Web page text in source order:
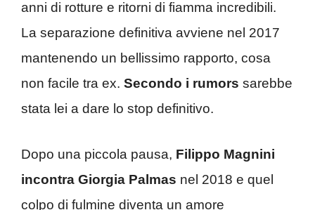
anni di rotture e ritorni di fiamma incredibili.
La separazione definitiva avviene nel 2017
mantenendo un bellissimo rapporto, cosa
non facile tra ex. Secondo i rumors sarebbe
stata lei a dare lo stop definitivo.
Dopo una piccola pausa, Filippo Magnini
incontra Giorgia Palmas nel 2018 e quel
colpo di fulmine diventa un amore